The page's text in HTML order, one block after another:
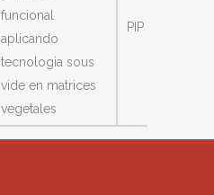
funcional
aplicando
tecnologia sous
vide en matrices
vegetales
PIP